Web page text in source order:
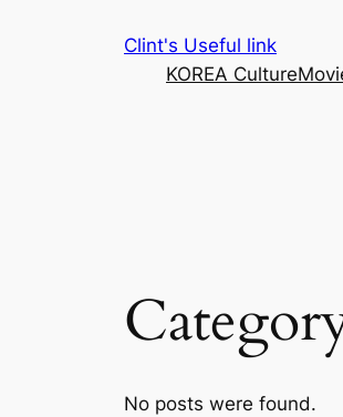
Clint's Useful link
KOREA Culture
No posts were found.